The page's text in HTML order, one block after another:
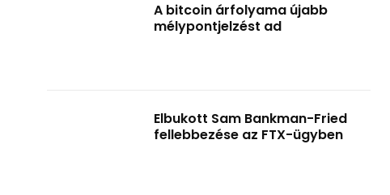
A bitcoin árfolyama újabb
mélypontjelzést ad
Elbukott Sam Bankman-Fried
fellebbezése az FTX-ügyben